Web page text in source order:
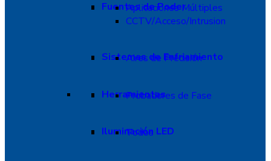
Fuentes de Poder
Aplicaciones Múltiples
CCTV/Acceso/Intrusion
Sistemas de Enfriamiento
Aires de Precisión
Herramientas
Probadores de Fase
Iluminación LED
Todos